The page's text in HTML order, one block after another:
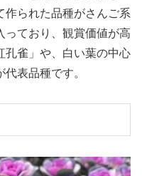
作られた品種がさんご系
っており、観賞価値が高
孔雀」や、白い葉の中心
表品種です。